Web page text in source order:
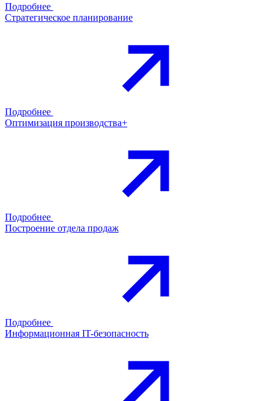
Подробнее
Стратегическое планирование
Подробнее
Оптимизация производства+
Подробнее
Построение отдела продаж
Подробнее
Информационная IT-безопасность